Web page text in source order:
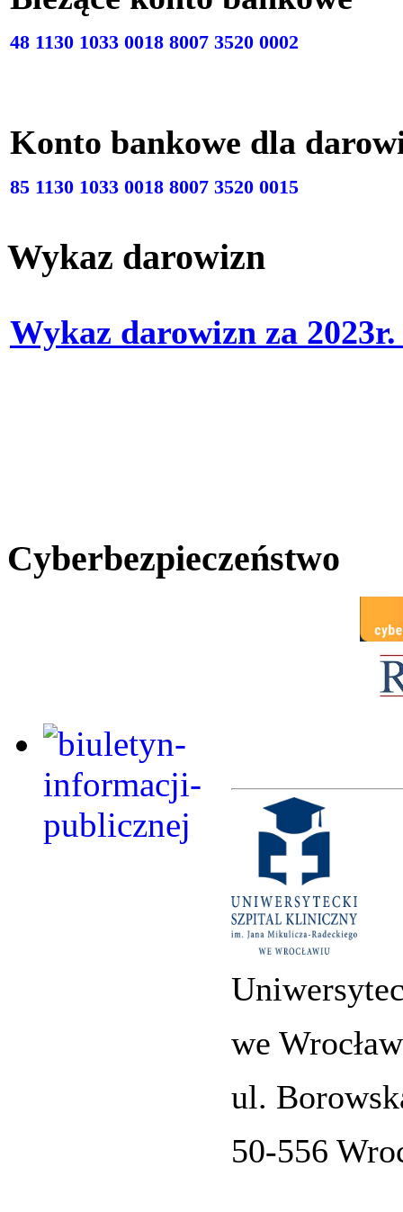
48 1130 1033 0018 8007 3520 0002
Konto bankowe dla
85 1130 1033 0018 8007 3520 0015
Wykaz darowizn
Wykaz darowizn za
Cyberbezpieczeństwo
we
ul.
50-556